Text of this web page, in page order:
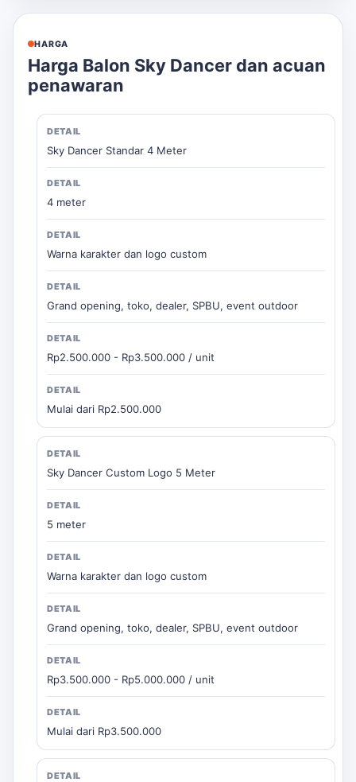
HARGA
Harga Balon Sky Dancer dan acuan
penawaran
Sky Dancer Standar 4 Meter
4 meter
Warna karakter dan logo custom
Grand opening, toko, dealer, SPBU, event outdoor
Rp2.500.000 - Rp3.500.000 / unit
Mulai dari Rp2.500.000
Sky Dancer Custom Logo 5 Meter
5 meter
Warna karakter dan logo custom
Grand opening, toko, dealer, SPBU, event outdoor
Rp3.500.000 - Rp5.000.000 / unit
Mulai dari Rp3.500.000